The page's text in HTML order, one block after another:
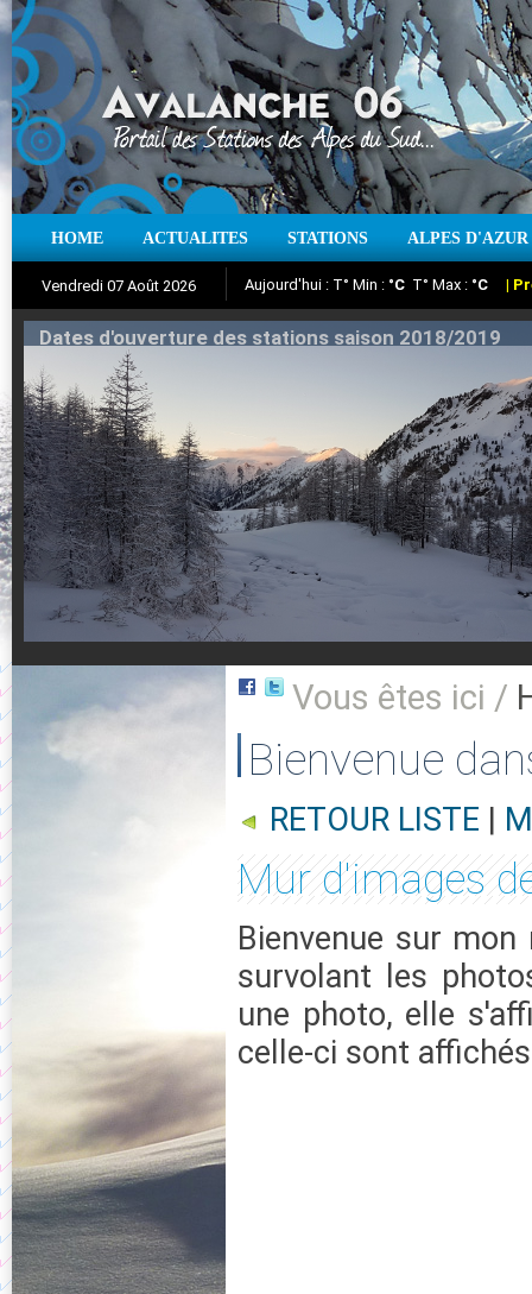
HOME ACTUALITES STATIONS ALPES D'AZUR
Vendredi 07 Août 2026
Aujourd'hui : T° Min :°CT° Max :°C |
Iso à 0° :mNeige sur 12 heures :cm
Suivez en direct l'actualité des stations
Vous êtes ici /
Bienvenue
RETOUR LISTE |
Mur d'images
Bienvenue sur
survolant les
une photo, elle
celle-ci sont